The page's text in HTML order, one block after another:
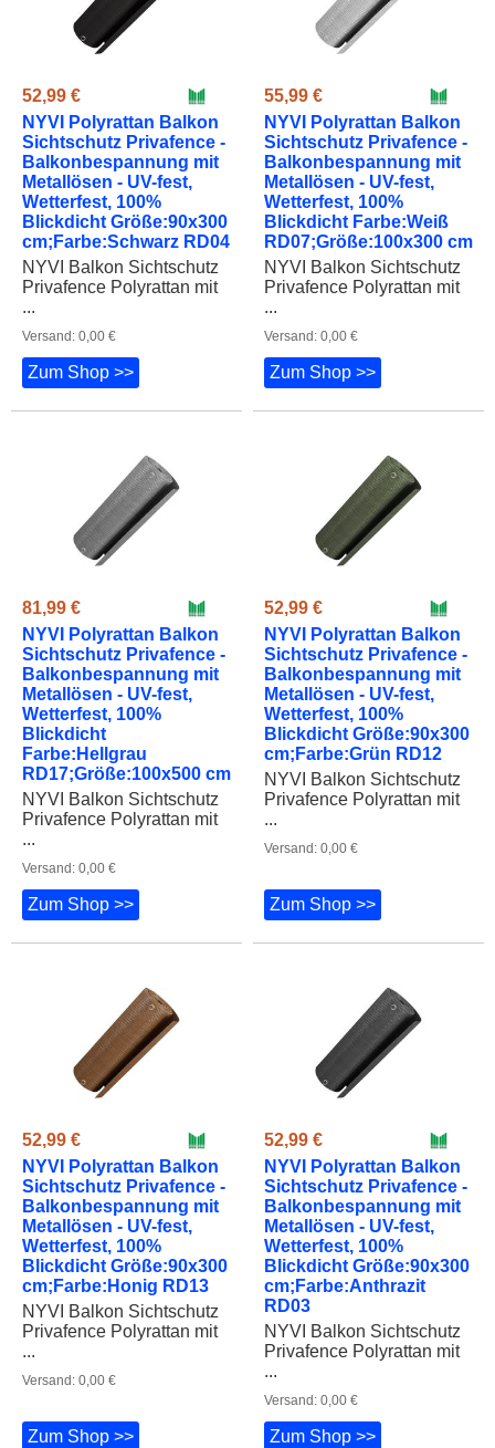
NYVI Polyrattan Balkon
Sichtschutz Privafence -
Balkonbespannung mit
Metallösen - UV-fest,
Wetterfest, 100%
Blickdicht Größe:90x300
cm;Farbe:Schwarz RD04
NYVI Balkon Sichtschutz
Privafence Polyrattan mit
...
Zum Shop >>
NYVI Polyrattan Balkon
Sichtschutz Privafence -
Balkonbespannung mit
Metallösen - UV-fest,
Wetterfest, 100%
Blickdicht Farbe:Weiß
RD07;Größe:100x300 cm
NYVI Balkon Sichtschutz
Privafence Polyrattan mit
...
Zum Shop >>
NYVI Polyrattan Balkon
Sichtschutz Privafence -
Balkonbespannung mit
Metallösen - UV-fest,
Wetterfest, 100%
Blickdicht
Farbe:Hellgrau
RD17;Größe:100x500 cm
NYVI Balkon Sichtschutz
Privafence Polyrattan mit
...
Versand: 0,00 €
Zum Shop >>
NYVI Polyrattan Balkon
Sichtschutz Privafence -
Balkonbespannung mit
Metallösen - UV-fest,
Wetterfest, 100%
Blickdicht Größe:90x300
cm;Farbe:Grün RD12
NYVI Balkon Sichtschutz
Privafence Polyrattan mit
...
Versand: 0,00 €
Sichtschutz Privafence -
Balkonbespannung mit
Metallösen - UV-fest,
Wetterfest, 100%
Blickdicht Größe:90x300
cm;Farbe:Honig RD13
NYVI Balkon Sichtschutz
Privafence Polyrattan mit
...
Versand: 0,00 €
Sichtschutz Privafence -
Balkonbespannung mit
Metallösen - UV-fest,
Wetterfest, 100%
Blickdicht Größe:90x300
cm;Farbe:Anthrazit
RD03
NYVI Balkon Sichtschutz
Privafence Polyrattan mit
...
Versand: 0,00 €
Zum Shop >>